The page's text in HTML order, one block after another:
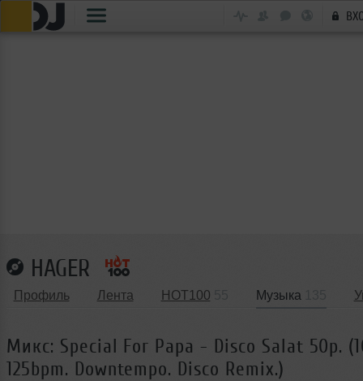
HAGER
Профиль Лента HOT100 Музыка
Микс: Special For Papa - Disco Salat 50p.
125bpm. Downtempo. Disco Remix.)